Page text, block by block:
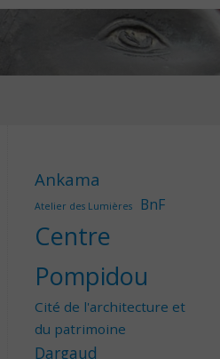
Ankama
Atelier des Lumières BnF
Centre
Pompidou
Cité de l'architecture et
du patrimoine
Dargaud